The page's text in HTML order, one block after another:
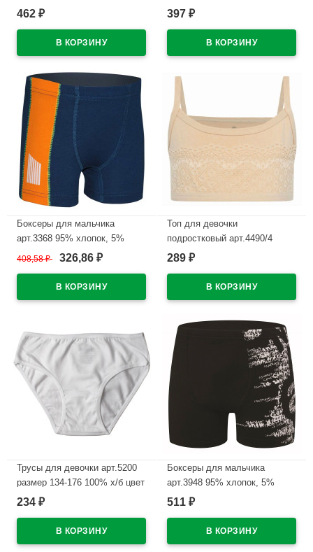
5%эластан цвет ассорти
462 ₽
эластан цвет ассорти
397 ₽
Боксеры для мальчика
арт.3368 95% хлопок, 5%
эластан цвет ассорти
408,58₽ 326,86 ₽
Топ для девочки
подростковый арт.4490/4
размер 34/134-140 цвет
289 ₽
Трусы для девочки арт.5200
размер 134-176 100% х/б цвет
белый
234 ₽
Боксеры для мальчика
арт.3948 95% хлопок, 5%
эластан цвет ассорти
511 ₽